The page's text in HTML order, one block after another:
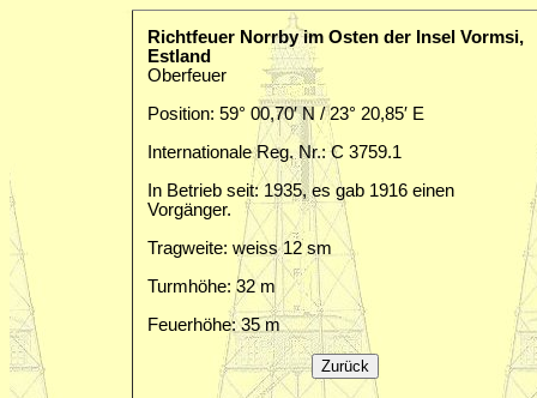
Richtfeuer Norrby im Osten der Insel Vormsi,
Estland
Oberfeuer
Position: 59° 00,70′ N / 23° 20,85′ E
Internationale Reg. Nr.: C 3759.1
In Betrieb seit: 1935, es gab 1916 einen
Vorgänger.
Tragweite: weiss 12 sm
Turmhöhe: 32 m
Feuerhöhe: 35 m